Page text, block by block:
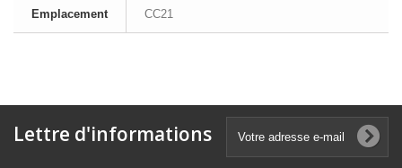
Emplacement CC21
Lettre d'informations